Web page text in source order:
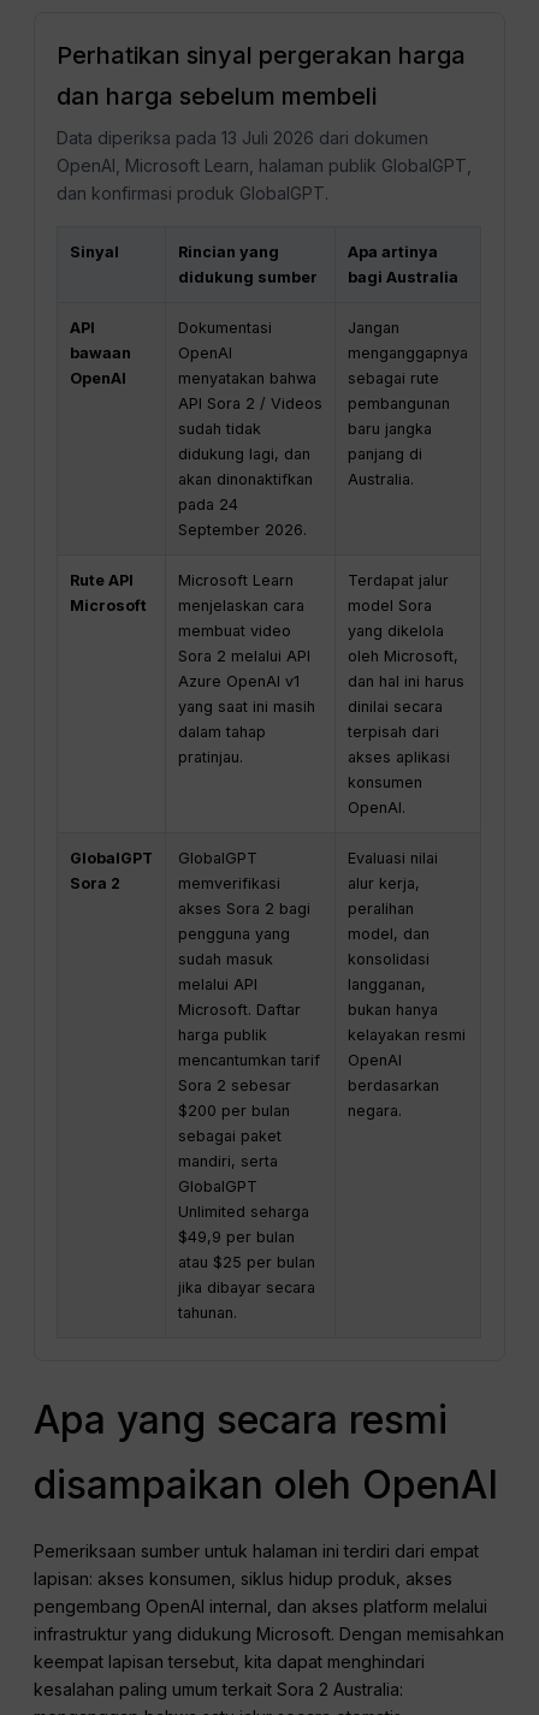
Perhatikan sinyal pergerakan harga
dan harga sebelum membeli
Data diperiksa pada 13 Juli 2026 dari dokumen
OpenAI, Microsoft Learn, halaman publik GlobalGPT,
dan konfirmasi produk GlobalGPT.
Sinyal
Rincian yang
didukung sumber
Apa artinya
bagi Australia
API
bawaan
OpenAI
Dokumentasi
OpenAI
menyatakan bahwa
API Sora 2 / Videos
sudah tidak
didukung lagi, dan
akan dinonaktifkan
pada 24
September 2026.
Jangan
menganggapnya
sebagai rute
pembangunan
baru jangka
panjang di
Australia.
Rute API
Microsoft
Microsoft Learn
menjelaskan cara
membuat video
Sora 2 melalui API
Azure OpenAI v1
yang saat ini masih
dalam tahap
pratinjau.
Terdapat jalur
model Sora
yang dikelola
oleh Microsoft,
dan hal ini harus
dinilai secara
terpisah dari
akses aplikasi
konsumen
OpenAI.
GlobalGPT
Sora 2
GlobalGPT
memverifikasi
akses Sora 2 bagi
pengguna yang
sudah masuk
melalui API
Microsoft. Daftar
harga publik
mencantumkan tarif
Sora 2 sebesar
$200 per bulan
sebagai paket
mandiri, serta
GlobalGPT
Unlimited seharga
$49,9 per bulan
atau $25 per bulan
jika dibayar secara
tahunan.
Evaluasi nilai
alur kerja,
peralihan
model, dan
konsolidasi
langganan,
bukan hanya
kelayakan resmi
OpenAI
berdasarkan
negara.
Apa yang secara resmi
disampaikan oleh OpenAI
Pemeriksaan sumber untuk halaman ini terdiri dari empat
lapisan: akses konsumen, siklus hidup produk, akses
pengembang OpenAI internal, dan akses platform melalui
infrastruktur yang didukung Microsoft. Dengan memisahkan
keempat lapisan tersebut, kita dapat menghindari
kesalahan paling umum terkait Sora 2 Australia: